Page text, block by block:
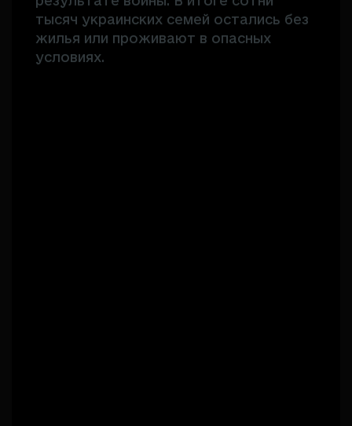
тысяч украинских семей остались без
жилья или проживают в опасных
условиях.